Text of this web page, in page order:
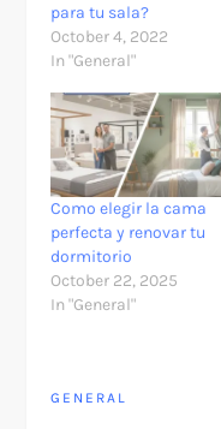
para tu sala?
October 4, 2022
In "General"
Como elegir la cama
perfecta y renovar tu
dormitorio
October 22, 2025
In "General"
GENERAL